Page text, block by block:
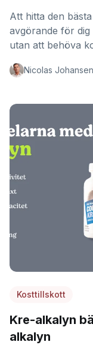
Att hitta den
avgörande för
utan att behöva
Nicolas Johansen
Kosttillskott
Kre-alkalyn
alkalyn